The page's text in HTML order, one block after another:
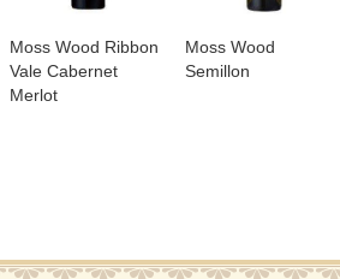
Moss Wood Ribbon
Vale Cabernet
Merlot
Moss Wood
Semillon